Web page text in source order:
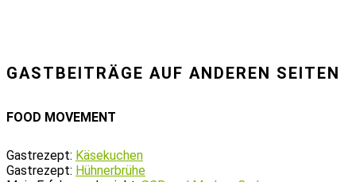
GASTBEITRÄGE AUF ANDEREN SEITEN
FOOD MOVEMENT
Gastrezept: Käsekuchen
Gastrezept: Hühnerbrühe